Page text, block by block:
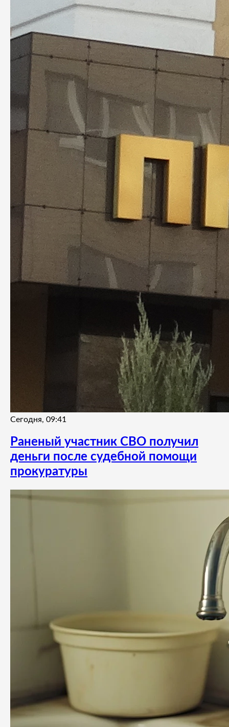
Сегодня, 09:41
Раненый участник СВО получил
деньги после судебной помощи
прокуратуры